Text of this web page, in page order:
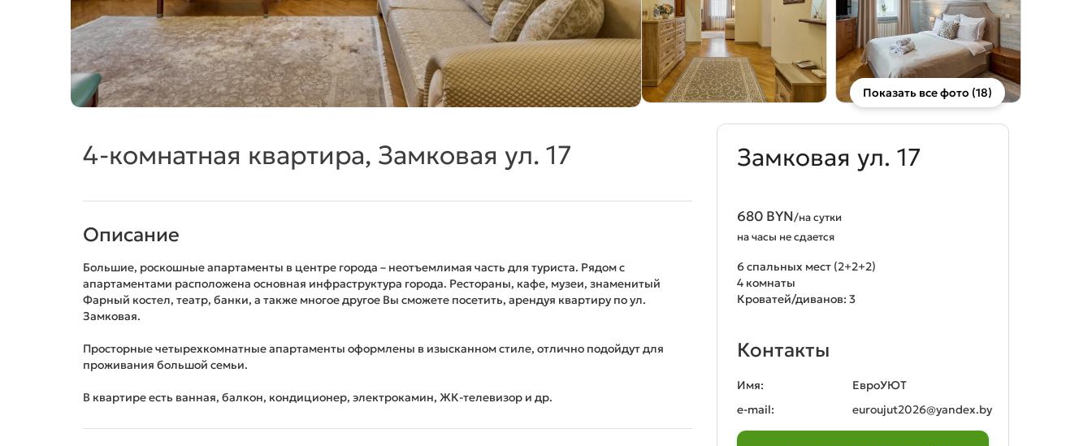
Показать все фото (18)
4-комнатная квартира, Замковая ул. 17
Описание
Большие, роскошные апартаменты в центре города – неотъемлимая часть для туриста. Рядом с
апартаментами расположена основная инфраструктура города. Рестораны, кафе, музеи, знаменитый
Фарный костел, театр, банки, а также многое другое Вы сможете посетить, арендуя квартиру по ул.
Замковая.
Просторные четырехкомнатные апартаменты оформлены в изысканном стиле, отлично подойдут для
проживания большой семьи.
В квартире есть ванная, балкон, кондиционер, электрокамин, ЖК-телевизор и др.
Замковая ул. 17
680 BYN/на сутки
на часы не сдается
6 спальных мест (2+2+2)
4 комнаты
Кроватей/диванов: 3
Контакты
Имя:
ЕвроУЮТ
e-mail:
euroujut2026@yandex.by